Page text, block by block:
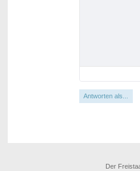
Antworten als...
Der